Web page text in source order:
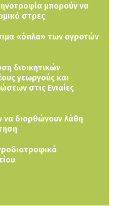
μπορούν να
στρες
«όπλα» των αγροτών
διοικητικών
γεωργούς και
στις Ενιαίες
να διορθώνουν λάθη